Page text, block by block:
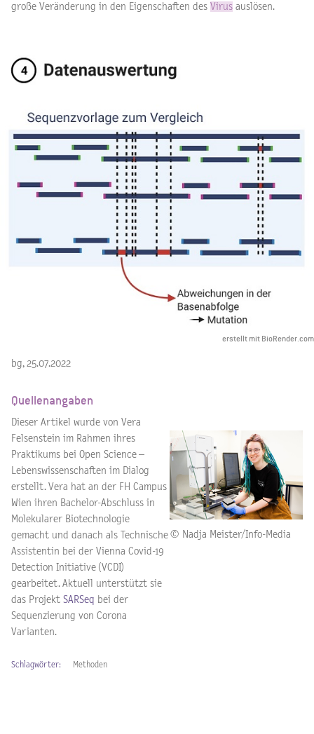
große Veränderung in den Eigenschaften des Virus auslösen.
erstellt mit BioRender.com
bg, 25.07.2022
Quellenangaben
Dieser Artikel wurde von Vera
Felsenstein im Rahmen ihres
Praktikums bei Open Science –
Lebenswissenschaften im Dialog
erstellt. Vera hat an der FH Campus
Wien ihren Bachelor-Abschluss in
Molekularer Biotechnologie
gemacht und danach als Technische
Assistentin bei der Vienna Covid-19
Detection Initiative (VCDI)
gearbeitet. Aktuell unterstützt sie
das Projekt SARSeq bei der
Sequenzierung von Corona
Varianten.
© Nadja Meister/Info-Media
Schlagwörter: Methoden